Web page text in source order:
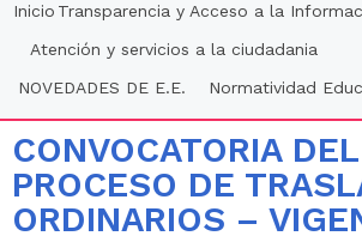
Inicio Transparencia y Acceso a la
Atención y servicios a la ciudadania
NOVEDADES DE E.E.
Normatividad
CONVOCATORIA DEL
PROCESO DE
ORDINARIOS –